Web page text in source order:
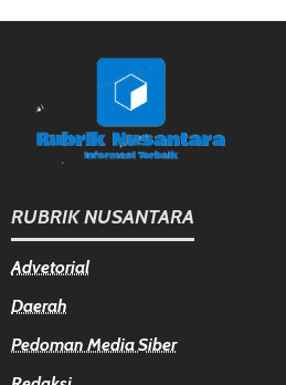
RUBRIK NUSANTARA
Advetorial
Daerah
Pedoman Media Siber